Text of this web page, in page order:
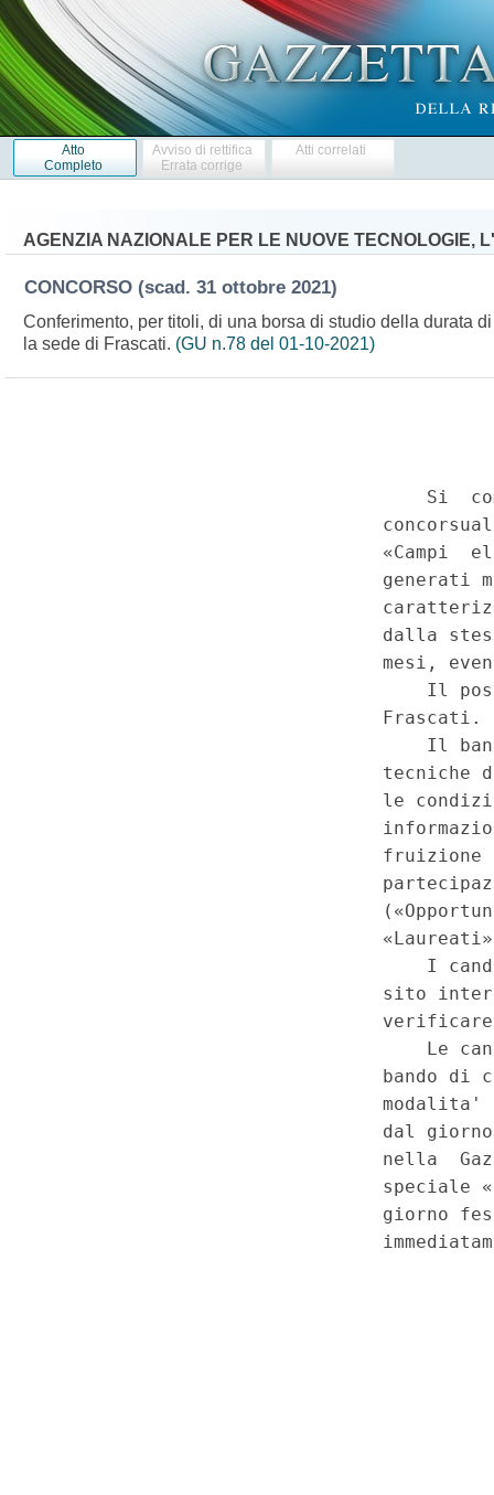
Atto
Completo
Avviso di rettifica
Errata corrige
Atti correlati
AGENZIA NAZIONALE PER LE NUOVE TECNOLOGIE,
CONCORSO (scad. 31 ottobre 2021)
Conferimento, per titoli, di una borsa di studio della durata
la sede di Frascati. (GU n.78 del 01-10-2021)